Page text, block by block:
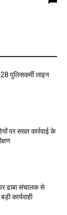
पुलिसकर्मी लाइन
पर सख्त कार्रवाई के
ढाबा संचालक से
कार्यवाही